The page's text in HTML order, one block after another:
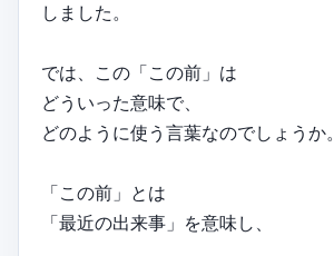
しました。
では、この「この前」は
どういった意味で、
どのように使う言葉なのでしょうか。
「この前」とは
「最近の出来事」を意味し、